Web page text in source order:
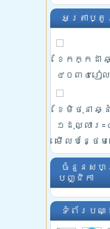
អត្រាប្តូ
ខែកក្កដា
៤០៣៤រៀល
ខែមិថុនា ឆ្
១ដុល្លារ
មើលបន្ថែម
ចំនួនសហ
បញ្ជិកា
ទំព័របណ្